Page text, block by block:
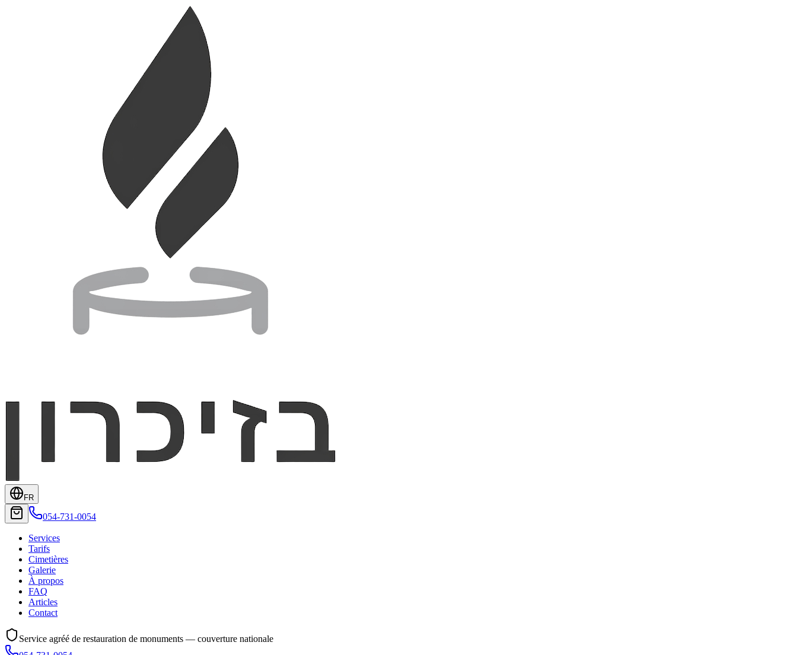
FR
054-731-0054
Services
Tarifs
Cimetières
Galerie
À propos
FAQ
Articles
Contact
Service agréé de restauration de monuments — couverture nationale